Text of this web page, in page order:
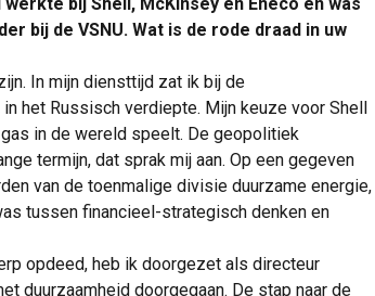
bij de VSNU. Wat is de rode draad in uw
In mijn diensttijd zat ik bij de
het Russisch verdiepte. Mijn keuze voor Shell
in de wereld speelt. De geopolitiek
termijn, dat sprak mij aan. Op een gegeven
van de toenmalige divisie duurzame energie,
tussen financieel-strategisch denken en
opdeed, heb ik doorgezet als directeur
duurzaamheid doorgegaan. De stap naar de